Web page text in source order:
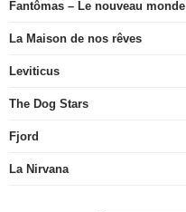
Fantômas – Le nouveau monde
La Maison de nos rêves
Leviticus
The Dog Stars
Fjord
La Nirvana